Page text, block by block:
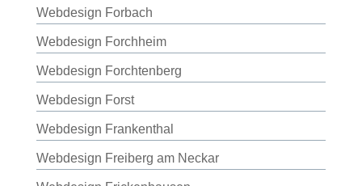
Webdesign Forbach
Webdesign Forchheim
Webdesign Forchtenberg
Webdesign Forst
Webdesign Frankenthal
Webdesign Freiberg am Neckar